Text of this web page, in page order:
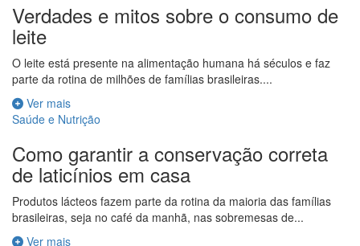
Verdades e mitos sobre o consumo de
leite
O leite está presente na alimentação humana há séculos e faz
parte da rotina de milhões de famílias brasileiras....
Ver mais
Saúde e Nutrição
Como garantir a conservação correta
de laticínios em casa
Produtos lácteos fazem parte da rotina da maioria das famílias
brasileiras, seja no café da manhã, nas sobremesas de...
Ver mais